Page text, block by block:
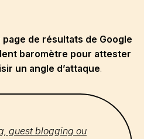
page de résultats de Google
baromètre pour attester
un angle d’attaque.
guest blogging ou